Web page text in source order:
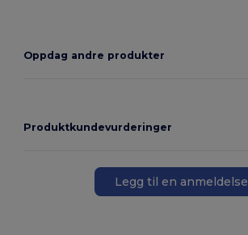
Oppdag andre produkter
Produktkundevurderinger
Legg til en anmeldelse